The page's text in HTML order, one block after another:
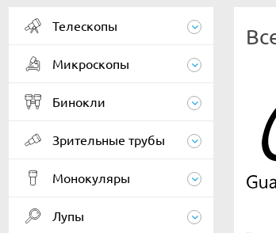
Телескопы
Микроскопы
Бинокли
Зрительные трубы
Монокуляры
Лупы